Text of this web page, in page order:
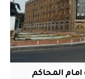
المحاكم